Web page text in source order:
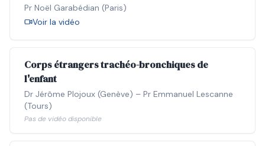
Pr Noël Garabédian (Paris)
Voir la vidéo
Corps étrangers trachéo-bronchiques de
l'enfant
Dr Jérôme Plojoux (Genève) – Pr Emmanuel Lescanne
(Tours)
Pas de vidéo disponible